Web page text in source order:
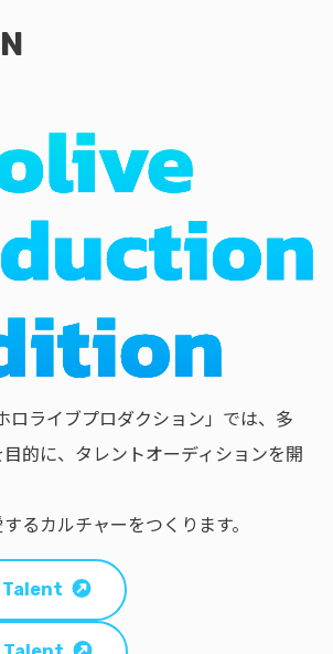
ロライブプロダクション」では、多
的に、タレントオーディションを開
るカルチャーをつくります。
Talent